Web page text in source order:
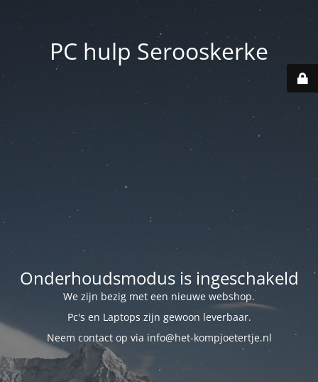
PC hulp Serooskerke
Onderhoudsmodus is ingeschakeld
We zijn bezig met een nieuwe webshop.
Pc's en Laptops zijn gewoon leverbaar.
Neem contact op via info@het-kompjoetertje.nl